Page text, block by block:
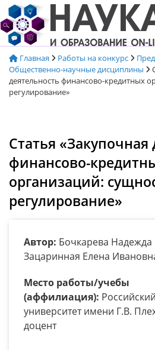
Перейти
к
содержимому
Главная Работы на конкурс
Общественно-научные дисциплины
деятельность финансово-кредитных
регулирование»
Статья «Закупочная
финансово-
организаций:
регулирование»
Автор: Бочкарева Надежда
Зацаринная Елена
Место работы/учебы
(аффилиация):
университет имени Г.В.
доцент